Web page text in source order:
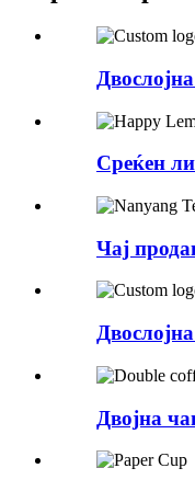
Среќен
Чај
Двојна